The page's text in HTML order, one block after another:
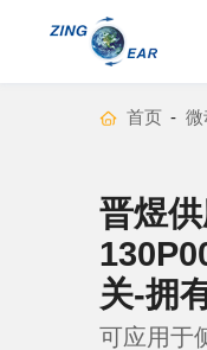
首页 - 微
关-拥
可应用于